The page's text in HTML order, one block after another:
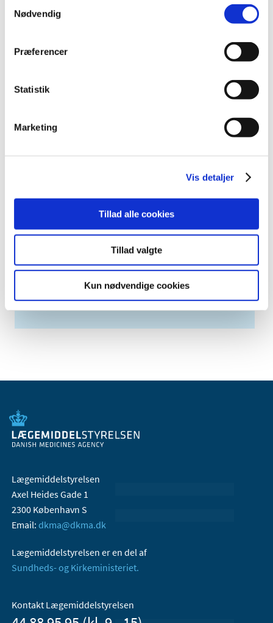
Nødvendig
Præferencer
Statistik
Marketing
Vis detaljer
Tillad alle cookies
Tillad valgte
Kun nødvendige cookies
januar (1)
2008 (8)
2006 (9)
Meddelelser om forsyning af medicin til mennesker og dyr
Høringer på Høringsportalen
Se Lægemiddelstyrelsens høringer påhøringsportalen
Lægemiddelstyrelsen
Axel Heides Gade 1
2300 København S
Email: dkma@dkma.dk
Lægemiddelstyrelsen er en del af
Sundheds- og Kirkeministeriet.
Kontakt Lægemiddelstyrelsen